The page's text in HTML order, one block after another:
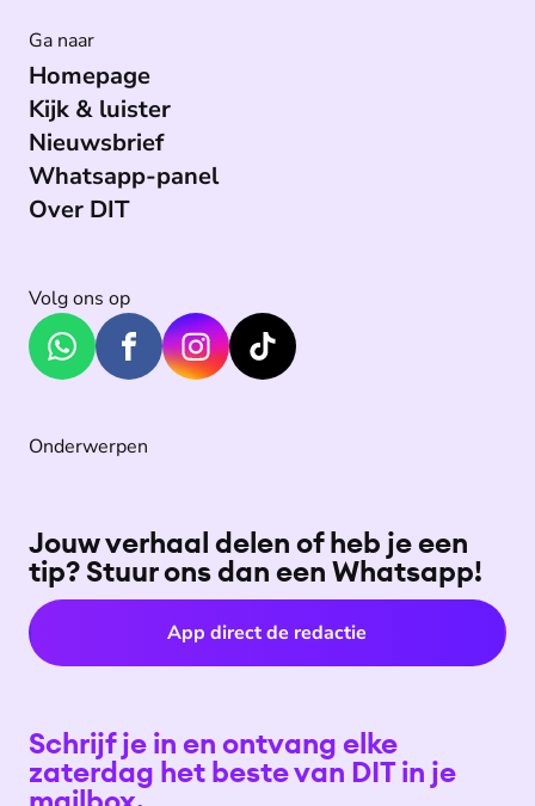
Ga naar
Homepage
Kijk & luister
Nieuwsbrief
Whatsapp-panel
Over DIT
Volg ons op
Onderwerpen
Jouw verhaal delen of heb je een
tip? Stuur ons dan een Whatsapp!
App direct de redactie
Schrijf je in en ontvang elke
zaterdag het beste van DIT in je